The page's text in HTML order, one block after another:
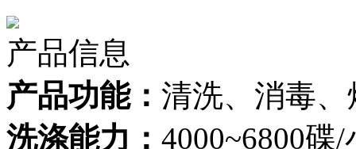
产品信息
产品功能： 清洗、消毒
洗涤能力： 4000~6800碟